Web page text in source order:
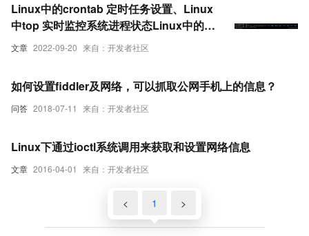
文章 2022-09-20 来自：开发者社区
Linux中的crontab 定时任务设置、Linux
中top 实时监控系统进程状态Linux中的
pstree 查看进程树、netstat 显示网络状态
问答 2018-07-11 来自：开发者社区
如何设置fiddler及网络，可以抓取公网手机上的信息？
文章 2016-04-01 来自：开发者社区
Linux下通过ioctl系统调用来获取和设置网络信息
< 1 >